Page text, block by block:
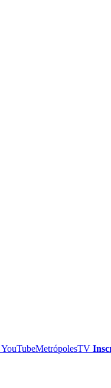
YouTubeMetrópolesTV